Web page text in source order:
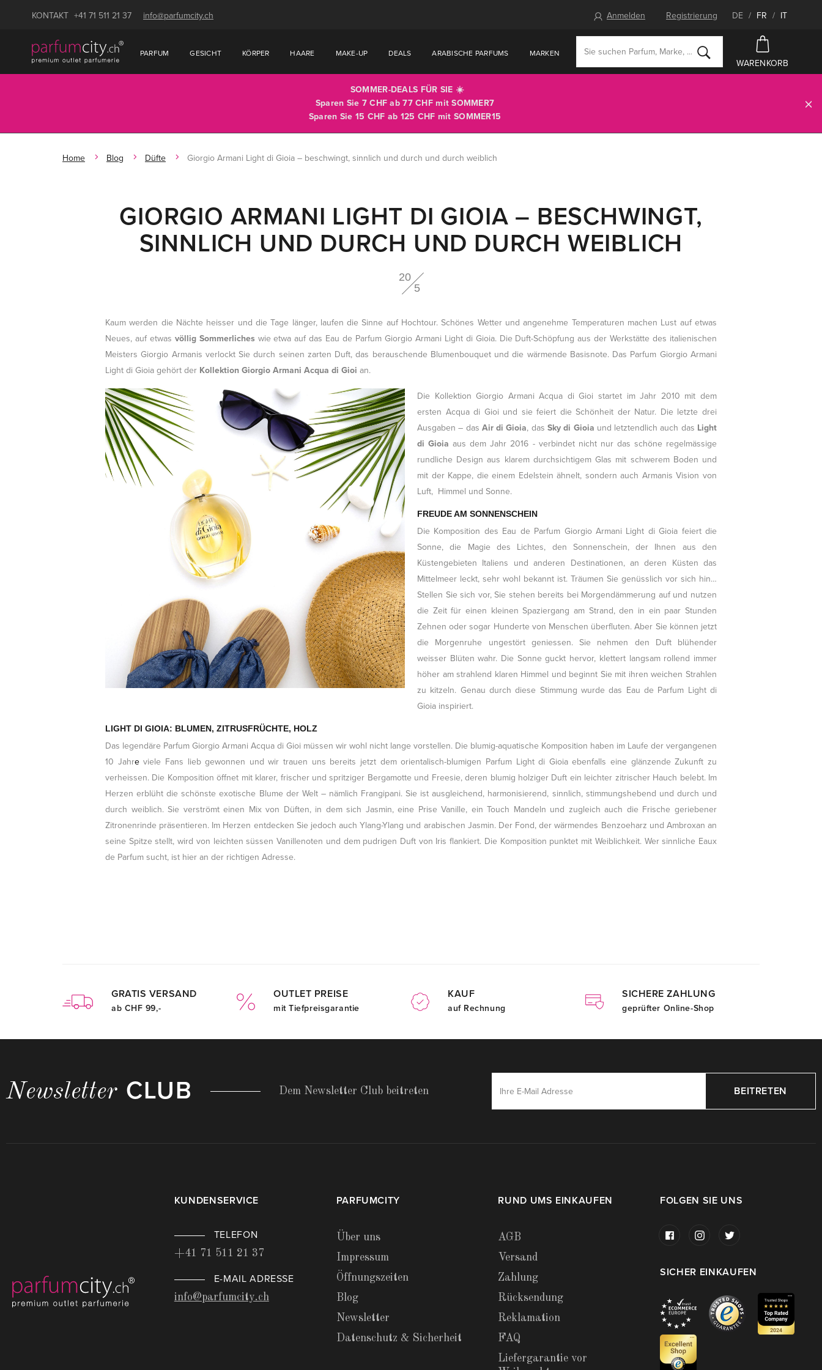
KONTAKT +41 71 511 21 37 info@parfumcity.ch Anmelden Registrierung DE / FR / IT
PARFUM GESICHT KÖRPER HAARE MAKE-UP DEALS ARABISCHE PARFUMS MARKEN
WARENKORB
SOMMER-DEALS FÜR SIE ☀️
Sparen Sie 7 CHF ab 77 CHF mitSOMMER7
Sparen Sie 15 CHF ab 125 CHF mit SOMMER15
Home Blog Düfte Giorgio Armani Light di Gioia – beschwingt, sinnlich und durch und durch weiblich
GIORGIO ARMANI LIGHT DI GIOIA – BESCHWINGT,
SINNLICH UND DURCH UND DURCH WEIBLICH
20
5
Kaum werden die Nächte heisser und die Tage länger, laufen die Sinne auf Hochtour. Schönes Wetter und angenehme Temperaturen machen Lust auf etwas
Neues, auf etwas völlig Sommerliches wie etwa auf das Eau de Parfum Giorgio Armani Light di Gioia. Die Duft-Schöpfung aus der Werkstätte des italienischen
Meisters Giorgio Armanis verlockt Sie durch seinen zarten Duft, das berauschende Blumenbouquet und die wärmende Basisnote. Das Parfum Giorgio Armani
Light di Gioia gehört der Kollektion Giorgio Armani Acqua di Gioi an.
Die Kollektion Giorgio Armani Acqua di Gioi startet im Jahr 2010 mit dem
ersten Acqua di Gioi und sie feiert die Schönheit der Natur. Die letzte drei
Ausgaben – das Air di Gioia, dasSky di Gioia und letztendlich auch das Light
di Gioia aus dem Jahr 2016 - verbindet nicht nur das schöne regelmässige
rundliche Design aus klarem durchsichtigem Glas mit schwerem Boden und
mit der Kappe, die einem Edelstein ähnelt, sondern auch Armanis Vision von
Luft, Himmel und Sonne.
FREUDE AM SONNENSCHEIN
Die Komposition des Eau de Parfum Giorgio Armani Light di Gioia feiert die
Sonne, die Magie des Lichtes, den Sonnenschein, der Ihnen aus den
Küstengebieten Italiens und anderen Destinationen, an deren Küsten das
Mittelmeer leckt, sehr wohl bekannt ist. Träumen Sie genüsslich vor sich hin…
Stellen Sie sich vor, Sie stehen bereits bei Morgendämmerung auf und nutzen
die Zeit für einen kleinen Spaziergang am Strand, den in ein paar Stunden
Zehnen oder sogar Hunderte von Menschen überfluten. Aber Sie können jetzt
die Morgenruhe ungestört geniessen. Sie nehmen den Duft blühender
weisser Blüten wahr. Die Sonne guckt hervor, klettert langsam rollend immer
höher am strahlend klaren Himmel und beginnt Sie mit ihren weichen Strahlen
zu kitzeln. Genau durch diese Stimmung wurde das Eau de Parfum Light di
Gioia inspiriert.
LIGHT DI GIOIA: BLUMEN, ZITRUSFRÜCHTE, HOLZ
Das legendäre Parfum Giorgio Armani Acqua di Gioi müssen wir wohl nicht lange vorstellen. Die blumig-aquatische Komposition haben im Laufe der vergangenen
10 Jahreviele Fans lieb gewonnen und wir trauen uns bereits jetzt dem orientalisch-blumigen Parfum Light di Gioia ebenfalls eine glänzende Zukunft zu
verheissen. Die Komposition öffnet mit klarer, frischer und spritziger Bergamotte und Freesie, deren blumig holziger Duft ein leichter zitrischer Hauch belebt. Im
Herzen erblüht die schönste exotische Blume der Welt – nämlich Frangipani. Sie ist ausgleichend, harmonisierend, sinnlich, stimmungshebend und durch und
durch weiblich. Sie verströmt einen Mix von Düften, in dem sich Jasmin, eine Prise Vanille, ein Touch Mandeln und zugleich auch die Frische geriebener
Zitronenrinde präsentieren. Im Herzen entdecken Sie jedoch auch Ylang-Ylang und arabischen Jasmin. Der Fond, der wärmendes Benzoeharz und Ambroxan an
seine Spitze stellt, wird von leichten süssen Vanillenoten und dem pudrigen Duft von Iris flankiert. Die Komposition punktet mit Weiblichkeit. Wer sinnliche Eaux
de Parfum sucht, ist hier an der richtigen Adresse.
GRATIS VERSAND
ab CHF 99,-
OUTLET PREISE
mit Tiefpreisgarantie
KAUF
auf Rechnung
SICHERE ZAHLUNG
geprüfter Online-Shop
Newsletter CLUB Dem Newsletter Club beitreten BEITRETEN
KUNDENSERVICE
TELEFON
+41 71 511 21 37
E-MAIL ADRESSE
info@parfumcity.ch
PARFUMCITY
Über uns
Impressum
Öffnungszeiten
Blog
Newsletter
Datenschutz & Sicherheit
RUND UMS EINKAUFEN
AGB
Versand
Zahlung
Rücksendung
Reklamation
FAQ
Liefergarantie vor
FOLGEN SIE UNS
SICHER EINKAUFEN